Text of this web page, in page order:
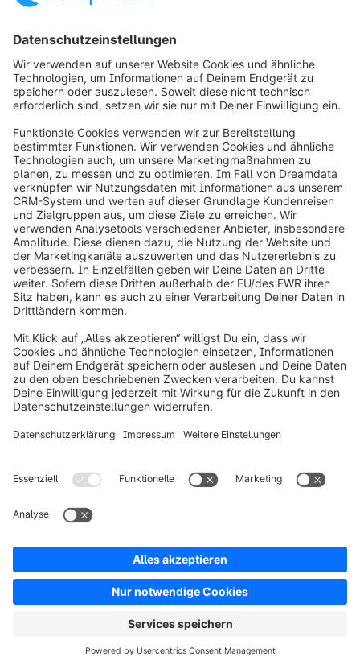
Shopware-Entwicklungsdienstleistungen
Über den Autor
Hinweis von Shopware:
Übrigens hat Shopware im Paradigm B2B Report
Kategorie "Total Cost of Ownershop" erhalten. Dies
unterstreicht die Fähigkeit unserer Plattform,
Unternehmen dabei zu unterstützen, ihre
maximale Kapitalrendite zu erzielen. Mehr dazu
kannst du im Blogbeitrag nachlesen.